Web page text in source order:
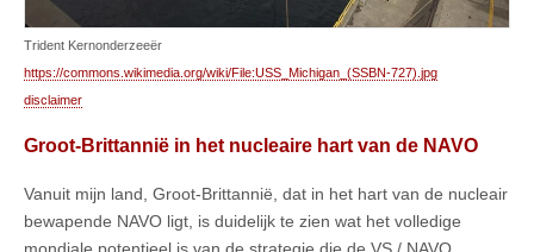
Trident Kernonderzeeër
https://commons.wikimedia.org/wiki/File:USS_Michigan_(SSBN-727).jpg
disclaimer
Groot-Brittannië in het nucleaire hart van de NAVO
Vanuit mijn land, Groot-Brittannië, dat in het hart van de nucleair
bewapende NAVO ligt, is duidelijk te zien wat het volledige